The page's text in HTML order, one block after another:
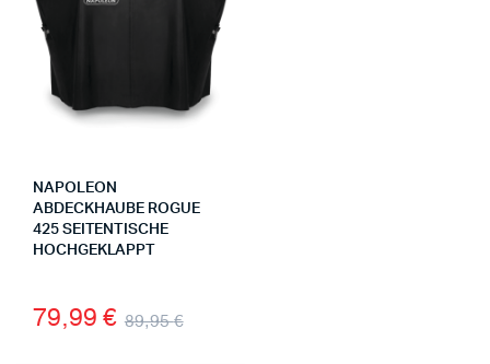
NAPOLEON
ABDECKHAUBE ROGUE
425 SEITENTISCHE
HOCHGEKLAPPT
89,95€
79,99 €